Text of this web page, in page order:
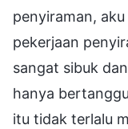
penyiraman,
pekerjaan
sangat sibuk
hanya
itu tidak terlalu